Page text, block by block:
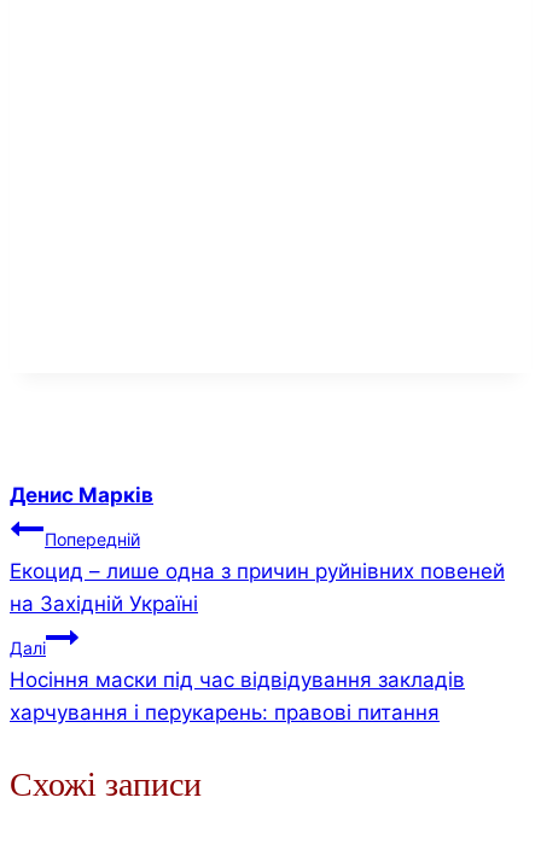
Денис Марків
Навігація
записів
Попередній
Екоцид – лише одна з причин руйнівних повеней
на Західній Україні
Далі
Носіння маски під час відвідування закладів
харчування і перукарень: правові питання
Схожі записи